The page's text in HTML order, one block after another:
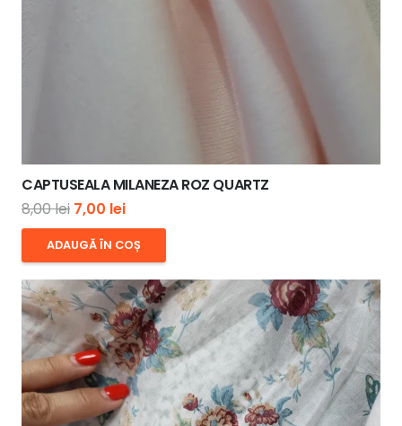
CAPTUSEALA MILANEZA ROZ QUARTZ
8,00lei Prețul
inițial
a
fost:
8,00 lei.
7,00 leiPrețul
curent
este:
7,00 lei.
ADAUGĂ ÎN COȘ